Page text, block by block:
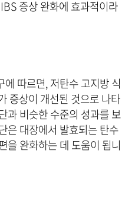
증상 완화에 효과적이라
따르면, 저탄수 고지방 식
증상이 개선된 것으로 나타
과 비슷한 수준의 성과를 보
은 대장에서 발효되는 탄수
을 완화하는 데 도움이 됩니